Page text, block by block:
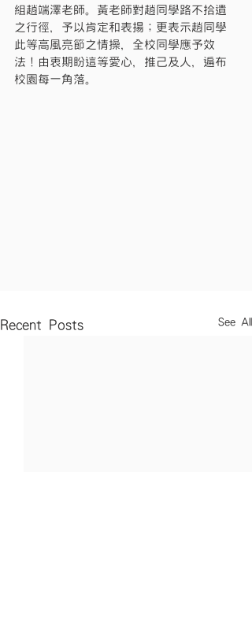
組趙端澤老師。黃老師對趙同學路不拾遺
之行徑，予以肯定和表揚；更表示趙同學
此等高風亮節之情操，全校同學應予效
法！由衷期盼這等愛心，推己及人，遍布
校園每一角落。
Recent Posts See All